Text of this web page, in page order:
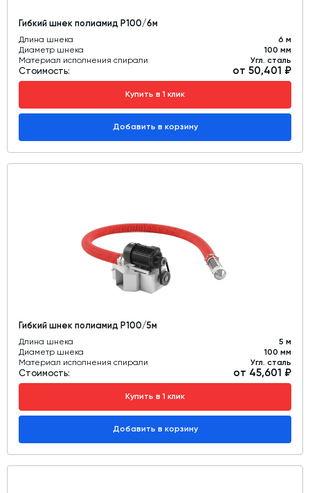
Гибкий шнек полиамид Р100/6м
Длина шнека
6 м
Диаметр шнека
100 мм
Материал исполнения спирали
Угл. сталь
Стоимость: от 50,401 ₽
Купить в 1 клик
Добавить в корзину
Гибкий шнек полиамид Р100/5м
Длина шнека
5 м
Диаметр шнека
100 мм
Материал исполнения спирали
Угл. сталь
Стоимость: от 45,601 ₽
Купить в 1 клик
Добавить в корзину